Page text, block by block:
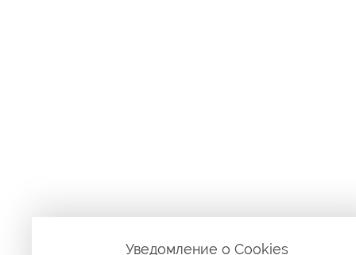
Уведомление о Сookies